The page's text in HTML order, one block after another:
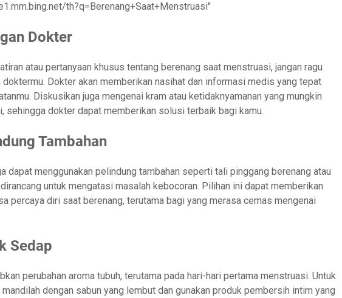
th?q=Berenang+Saat+Menstruasi"
Dokter
atau pertanyaan khusus tentang berenang saat menstruasi, jangan ragu
Dokter akan memberikan nasihat dan informasi medis yang tepat
Diskusikan juga mengenai kram atau ketidaknyamanan yang mungkin
sehingga dokter dapat memberikan solusi terbaik bagi kamu.
Tambahan
dapat menggunakan pelindung tambahan seperti tali pinggang berenang atau
untuk mengatasi masalah kebocoran. Pilihan ini dapat memberikan
percaya diri saat berenang, terutama bagi yang merasa cemas mengenai
Sedap
perubahan aroma tubuh, terutama pada hari-hari pertama menstruasi. Untuk
dengan sabun yang lembut dan gunakan produk pembersih intim yang